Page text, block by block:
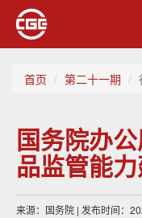
首页 第二十一期
国务院办
品监管能
来源：国务院 | 发布时间：